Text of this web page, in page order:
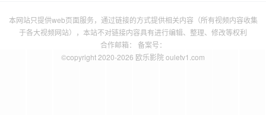
本网站只提供web页面服务，通过链接的方式提供相关内容（所有视频内容收集
于各大视频网站），本站不对链接内容具有进行编辑、整理、修改等权利
合作邮箱： 备案号：
©copyright 2020-2026 欧乐影院 ouletv1.com